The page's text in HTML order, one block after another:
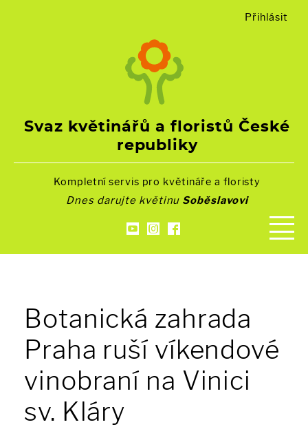
Svaz květinářů a floristů České
republiky
Přihlásit
Kompletní servis pro květináře a floristy
Dnes darujte květinu Soběslavovi
Botanická zahrada
Praha ruší víkendové
vinobraní na Vinici
sv. Kláry